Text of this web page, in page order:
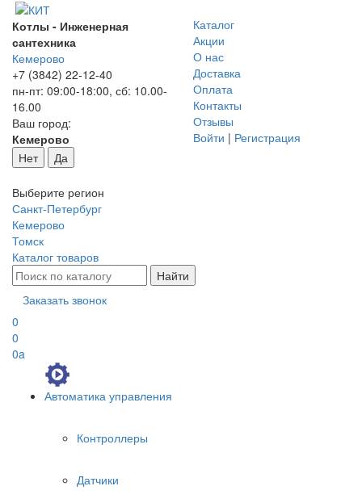
Котлы - Инженерная
сантехника
Кемерово
+7 (3842) 22-12-40
пн-пт: 09:00-18:00, сб: 10.00-
16.00
Ваш город:
Кемерово
Нет
Да
Выберите регион
Санкт-Петербург
Кемерово
Томск
Каталог
Акции
О нас
Доставка
Оплата
Контакты
Отзывы
Войти | Регистрация
Каталог товаров
Заказать звонок
0
0
0a
Автоматика управления
Контроллеры
Датчики